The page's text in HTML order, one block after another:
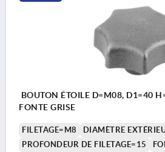
BOUTON ÉTOILE D=M08, D1=40 H=25, FORME:E,
FONTE GRISE
FILETAGE=M8
DIAMÈTRE
PROFONDEUR DE FILETAGE=15